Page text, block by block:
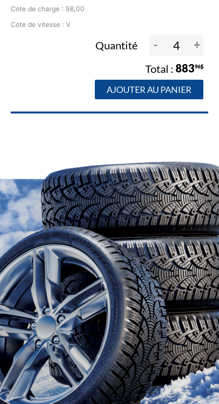
Cote de charge : 98,00
Cote de vitesse : V
Quantité - +
88396$
AJOUTER AU PANIER